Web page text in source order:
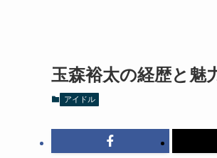
玉森裕太の経歴と魅
アイドル